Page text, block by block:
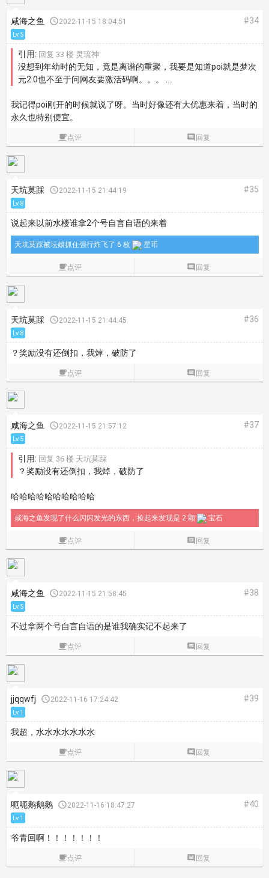
咸海之鱼 2022-11-15 18:04:51 #34
Lv.5
引用: 回复 33 楼 灵琉神
没想到年幼时的无知，竟是离谱的重聚，我要是知道poi就是梦次
元2.0也不至于问网友要激活码啊。。。 ...
我记得poi刚开的时候就说了呀。当时好像还有大优惠来着，当时的
永久也特别便宜。
点评  回复
天坑莫踩 2022-11-15 21:44:19 #35
Lv.8
说起来以前水楼谁拿2个号自言自语的来着
天坑莫踩被坛娘抓住强行炸飞了 6 枚 星币
点评  回复
天坑莫踩 2022-11-15 21:44:45 #36
Lv.8
？奖励没有还倒扣，我焯，破防了
点评  回复
咸海之鱼 2022-11-15 21:57:12 #37
Lv.5
引用: 回复 36 楼 天坑莫踩
？奖励没有还倒扣，我焯，破防了
哈哈哈哈哈哈哈哈哈哈
咸海之鱼发现了什么闪闪发光的东西，捡起来发现是 2 颗 宝石
点评  回复
咸海之鱼 2022-11-15 21:58:45 #38
Lv.5
不过拿两个号自言自语的是谁我确实记不起来了
点评  回复
jjqqwfj 2022-11-16 17:24:42 #39
Lv.1
我超，水水水水水水水
点评  回复
呃呃鹅鹅鹅 2022-11-16 18:47:27 #40
Lv.1
爷青回啊！！！！！！！
点评  回复